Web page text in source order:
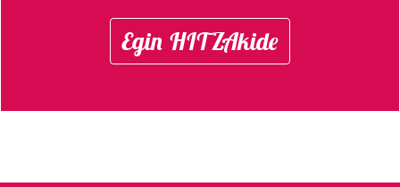
Egin HITZAkide